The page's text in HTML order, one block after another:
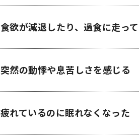
食欲が減退したり、過食に走っ
突然の動悸や息苦しさを感じる
疲れているのに眠れなくなった